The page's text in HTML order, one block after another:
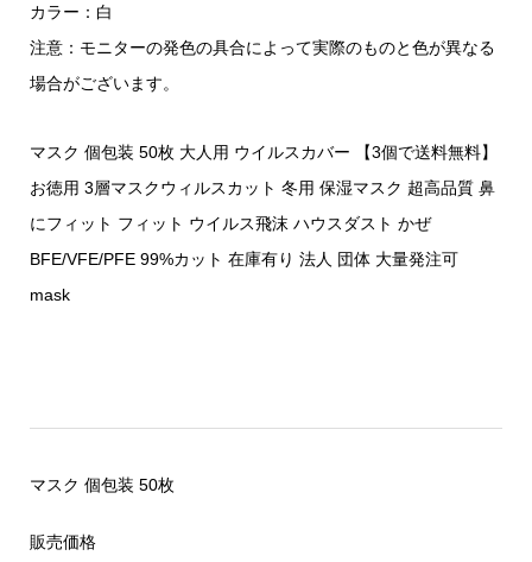
カラー：白
注意：モニターの発色の具合によって実際のものと色が異なる
場合がございます。
マスク 個包装 50枚 大人用 ウイルスカバー 【3個で送料無料】
お徳用 3層マスクウィルスカット 冬用 保湿マスク 超高品質 鼻
にフィット フィット ウイルス飛沫 ハウスダスト かぜ
BFE/VFE/PFE 99%カット 在庫有り 法人 団体 大量発注可
mask
マスク 個包装 50枚
販売価格